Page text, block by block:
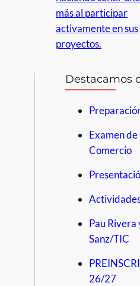
más al participar
activamente en sus
proyectos.
Destacamos
Examen
Comercio
Pau Rivera
Sanz/TIC
26/27